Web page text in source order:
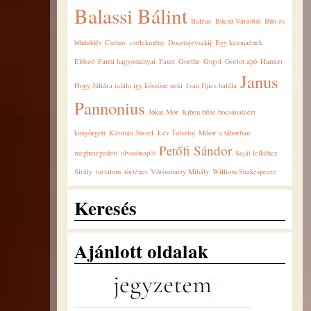
Balassi Bálint Balzac Búcsú Váradtól Bűn és
bűnhődés Csehov cselekmény Dosztojevszkij Egy katonaének
Előszó Fanni hagyományai Faust Goethe Gogol Goriot apó Hamlet
Hogy Júliára talála így köszöne neki Ivan Iljics halála Janus
Pannonius Jókai Mór Kiben bűne bocsánatáért
könyörgett Kármán József Lev Tolsztoj Mikor a táborban
megbetegedett olvasónapló Petőfi Sándor Saját lelkéhez
Sirály tartalom történet Vörösmarty Mihály William Shakespeare
Keresés
Ajánlott oldalak